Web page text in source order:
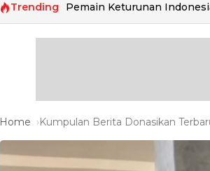
Trending Pemain Keturunan
Home Kumpulan Berita Donasikan